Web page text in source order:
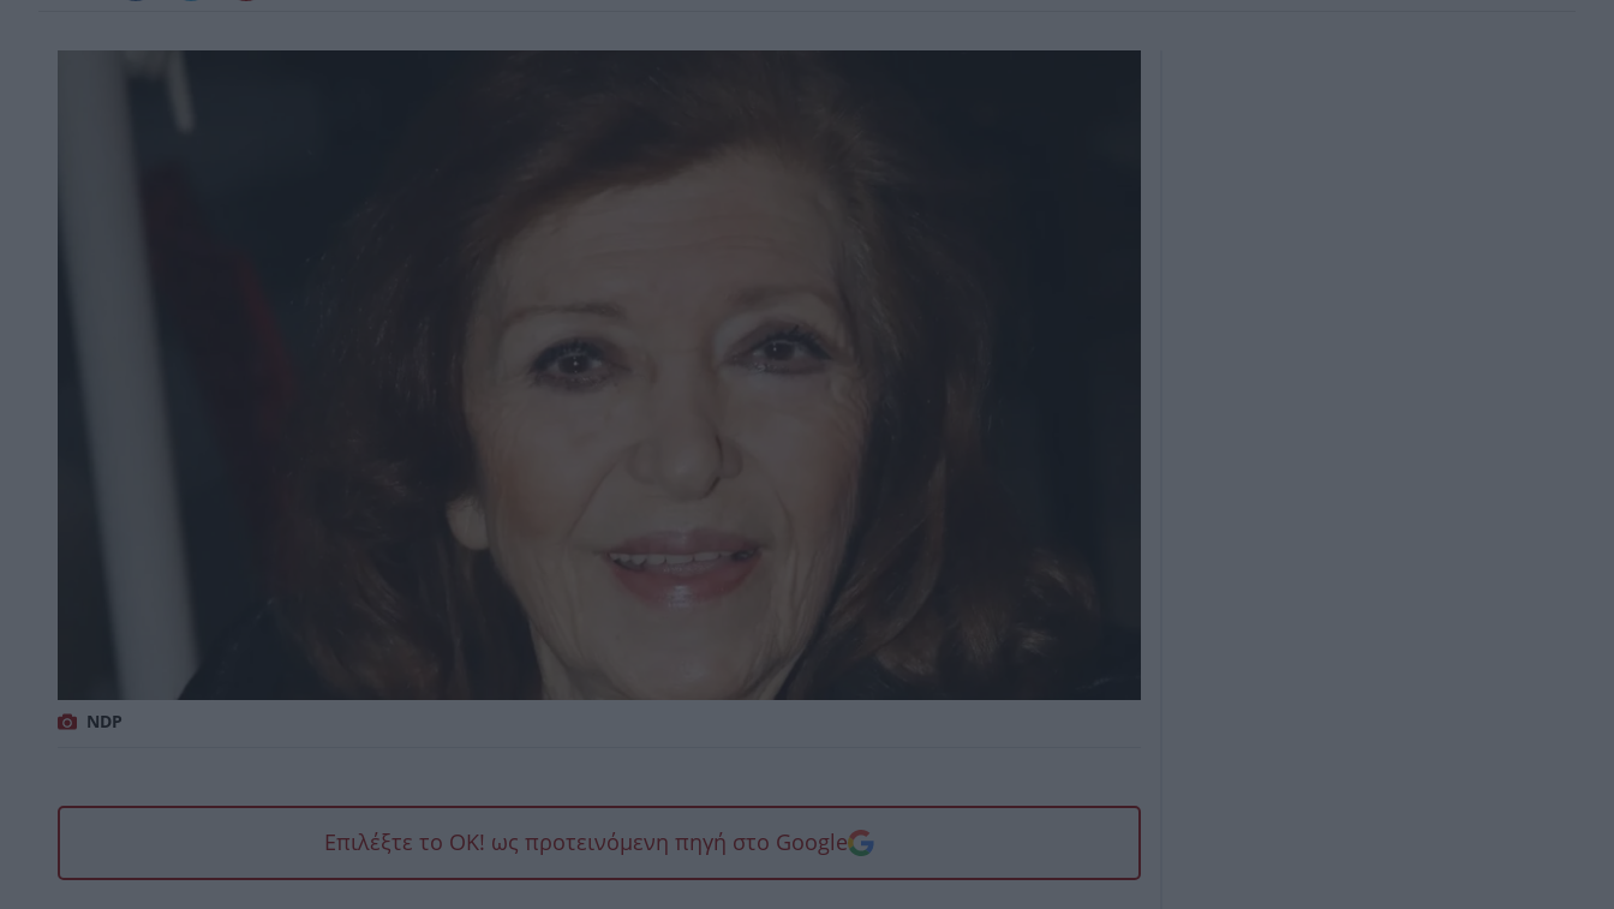
NDP
Επιλέξτε το OK! ως προτεινόμενη πηγή στο Google